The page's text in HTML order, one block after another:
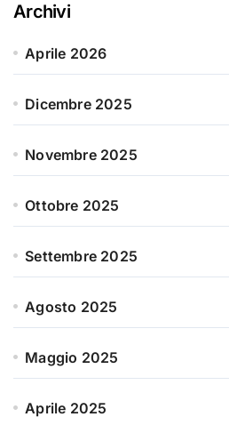
Archivi
Aprile 2026
Dicembre 2025
Novembre 2025
Ottobre 2025
Settembre 2025
Agosto 2025
Maggio 2025
Aprile 2025